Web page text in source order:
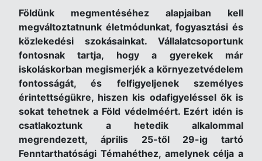
Földünk megmentéséhez alapjaiban kell
megváltoztatnunk életmódunkat, fogyasztási és
közlekedési szokásainkat. Vállalatcsoportunk
fontosnak tartja, hogy a gyerekek már
iskoláskorban megismerjék a környezetvédelem
fontosságát, és felfigyeljenek személyes
érintettségükre, hiszen kis odafigyeléssel ők is
sokat tehetnek a Föld védelméért. Ezért idén is
csatlakoztunk a hetedik alkalommal
megrendezett, április 25-től 29-ig tartó
Fenntarthatósági Témahéthez, amelynek célja a